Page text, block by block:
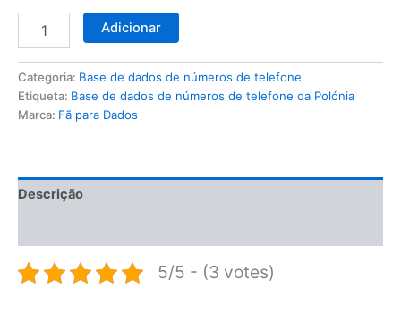
Adicionar
Categoria: Base de dados de números de telefone
Etiqueta: Base de dados de números de telefone da Polónia
Marca: Fã para Dados
Descrição
5/5 - (3 votes)